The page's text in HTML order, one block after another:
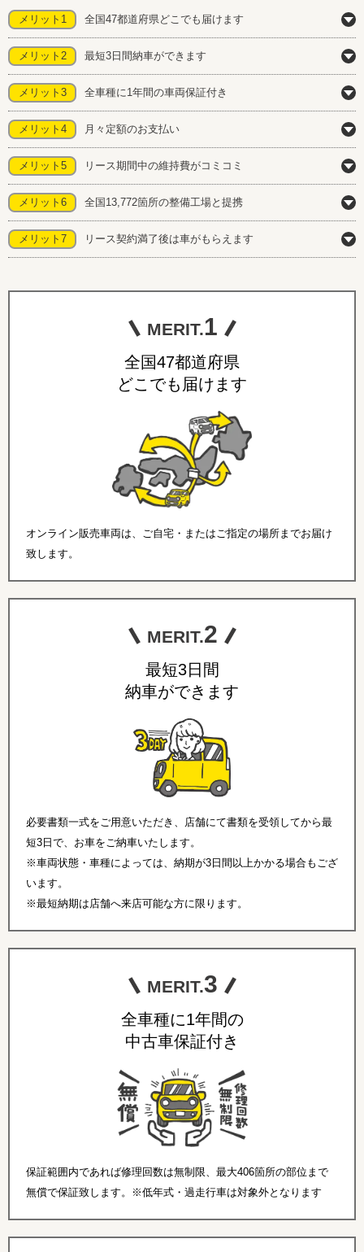
メリット1 全国47都道府県どこでも届けます
メリット2 最短3日間納車ができます
メリット3 全車種に1年間の車両保証付き
メリット4 月々定額のお支払い
メリット5 リース期間中の維持費がコミコミ
メリット6 全国13,772箇所の整備工場と提携
メリット7 リース契約満了後は車がもらえます
MERIT.1
全国47都道府県
どこでも届けます
オンライン販売車両は、ご自宅・またはご指定の場所までお届け
致します。
MERIT.2
最短3日間
納車ができます
必要書類一式をご用意いただき、店舗にて書類を受領してから最
短3日で、お車をご納車いたします。
※車両状態・車種によっては、納期が3日間以上かかる場合もござ
います。
※最短納期は店舗へ来店可能な方に限ります。
MERIT.3
全車種に1年間の
中古車保証付き
保証範囲内であれば修理回数は無制限、最大406箇所の部位まで
無償で保証致します。※低年式・過走行車は対象外となります